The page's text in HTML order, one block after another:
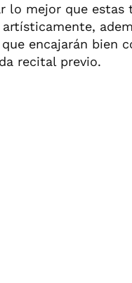
lo mejor que estas
encajarán bien
recital previo.